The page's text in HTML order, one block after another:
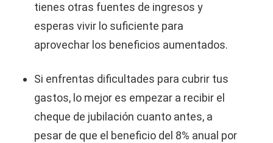
tienes otras fuentes de ingresos y
esperas vivir lo suficiente para
aprovechar los beneficios aumentados.
Si enfrentas dificultades para cubrir tus
gastos, lo mejor es empezar a recibir el
cheque de jubilación cuanto antes, a
pesar de que el beneficio del 8% anual por